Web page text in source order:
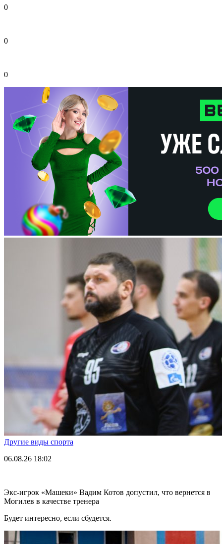
0
0
0
Другие виды спорта
06.08.26 18:02
Экс-игрок «Машеки» Вадим Котов допустил, что вернется в
Могилев в качестве тренера
Будет интересно, если сбудется.